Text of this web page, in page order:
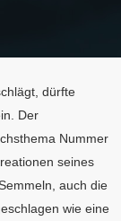
dürfte
Der
Nummer
seines
auch die
wie eine